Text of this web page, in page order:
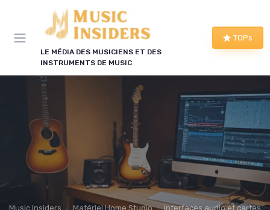
LE MÉDIA DES MUSICIENS ET DES
INSTRUMENTS DE MUSIC
TOPs
Music Insiders Matériel Home Studio Interfaces audio et cartes
Panneau de gestion des cookies